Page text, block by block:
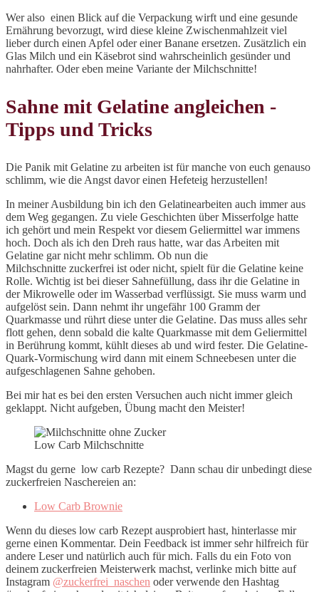
Wer also einen Blick auf die Verpackung wirft und eine gesunde
Ernährung bevorzugt, wird diese kleine Zwischenmahlzeit viel
lieber durch einen Apfel oder einer Banane ersetzen. Zusätzlich ein
Glas Milch und ein Käsebrot sind wahrscheinlich gesünder und
nahrhafter. Oder eben meine Variante der Milchschnitte!
Sahne mit Gelatine angleichen -
Tipps und Tricks
Die Panik mit Gelatine zu arbeiten ist für manche von euch genauso
schlimm, wie die Angst davor einen Hefeteig herzustellen!
In meiner Ausbildung bin ich den Gelatinearbeiten auch immer aus
dem Weg gegangen. Zu viele Geschichten über Misserfolge hatte
ich gehört und mein Respekt vor diesem Geliermittel war immens
hoch. Doch als ich den Dreh raus hatte, war das Arbeiten mit
Gelatine gar nicht mehr schlimm. Ob nun die
Milchschnitte zuckerfrei ist oder nicht, spielt für die Gelatine keine
Rolle. Wichtig ist bei dieser Sahnefüllung, dass ihr die Gelatine in
der Mikrowelle oder im Wasserbad verflüssigt. Sie muss warm und
aufgelöst sein. Dann nehmt ihr ungefähr 100 Gramm der
Quarkmasse und rührt diese unter die Gelatine. Das muss alles sehr
flott gehen, denn sobald die kalte Quarkmasse mit dem Geliermittel
in Berührung kommt, kühlt dieses ab und wird fester. Die Gelatine-
Quark-Vormischung wird dann mit einem Schneebesen unter die
aufgeschlagenen Sahne gehoben.
Bei mir hat es bei den ersten Versuchen auch nicht immer gleich
geklappt. Nicht aufgeben, Übung macht den Meister!
Low Carb Milchschnitte
Magst du gerne low carb Rezepte? Dann schau dir unbedingt diese
zuckerfreien Naschereien an:
Low Carb Brownie
Wenn du dieses low carb Rezept ausprobiert hast, hinterlasse mir
gerne einen Kommentar. Dein Feedback ist immer sehr hilfreich für
andere Leser und natürlich auch für mich. Falls du ein Foto von
deinem zuckerfreien Meisterwerk machst, verlinke mich bitte auf
Instagram @zuckerfrei_naschen oder verwende den Hashtag